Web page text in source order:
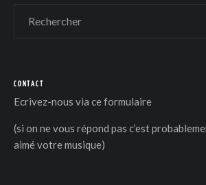
CONTACT
Ecrivez-nous via ce formulaire
(si on ne vous répond pas c’est
aimé votre musique)